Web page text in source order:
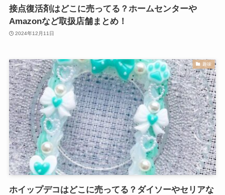
接点復活剤はどこに売ってる？ホームセンターや
Amazonなど取扱店舗まとめ！
2024年12月11日
趣味
ホイップデコはどこに売ってる？ダイソーやセリアな